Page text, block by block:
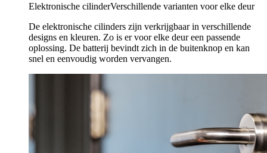
Elektronische cilinderVerschillende varianten voor elke deur
De elektronische cilinders zijn verkrijgbaar in verschillende
designs en kleuren. Zo is er voor elke deur een passende
oplossing. De batterij bevindt zich in de buitenknop en kan
snel en eenvoudig worden vervangen.